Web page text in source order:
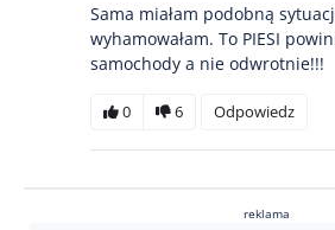
Sama miałam podobną
wyhamowałam. To PIESI
samochody a nie odwrotnie!!!
0 6 Odpowiedz
reklama